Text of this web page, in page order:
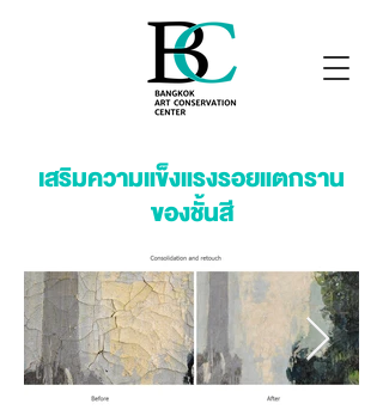
เสริมความแข็งแรงรอยแตกราน
ของชั้นสี